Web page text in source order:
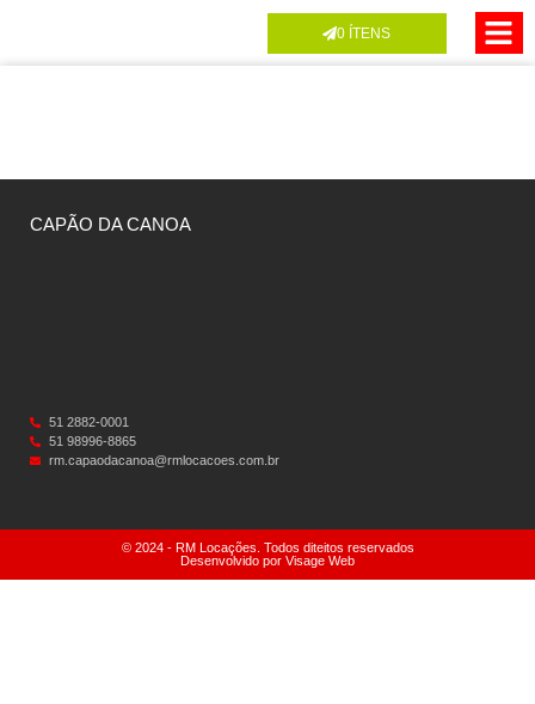
0 ÍTENS
CAPÃO DA CANOA
51 2882-0001
51 98996-8865
rm.capaodacanoa@rmlocacoes.com.br
© 2024 - RM Locações. Todos diteitos reservados
Desenvolvido por Visage Web